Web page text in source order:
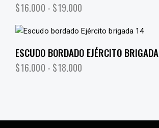
$16,000 - $19,000
ESCUDO BORDADO EJÉRCITO
$16,000 - $18,000